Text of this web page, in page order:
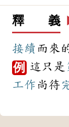
釋 義
接續 而來
例 這只是
工作 尚待